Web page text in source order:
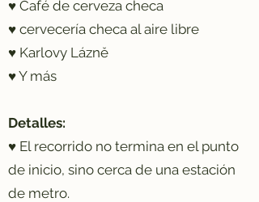
♥ Café de cerveza checa
♥ cervecería checa al aire libre
♥ Karlovy Lázně
♥ Y más
Detalles:
♥ El recorrido no termina en el punto
de inicio, sino cerca de una estación
de metro.